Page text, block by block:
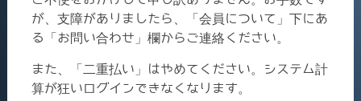
が、支障がありましたら、「会員について」下にあ
る「お問い合わせ」欄からご連絡ください。
また、「二重払い」はやめてください。システム計
算が狂いログインできなくなります。